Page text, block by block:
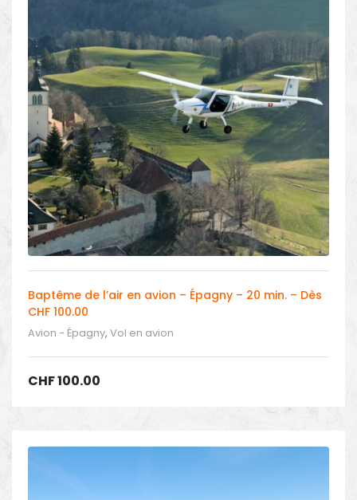
Baptême de l’air en avion – Épagny – 20 min. – Dès
CHF 100.00
Avion - Épagny, Vol en avion
CHF100.00